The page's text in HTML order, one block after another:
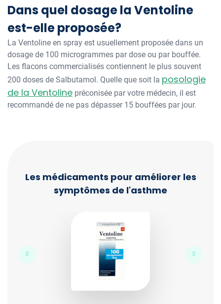
Dans quel dosage la Ventoline
est-elle proposée?
La Ventoline en spray est usuellement proposée dans un
dosage de 100 microgrammes par dose ou par bouffée.
Les flacons commercialisés contiennent le plus souvent
200 doses de Salbutamol. Quelle que soit la posologie
de la Ventoline préconisée par votre médecin, il est
recommandé de ne pas dépasser 15 bouffées par jour.
Les médicaments pour améliorer les
symptômes de l'asthme